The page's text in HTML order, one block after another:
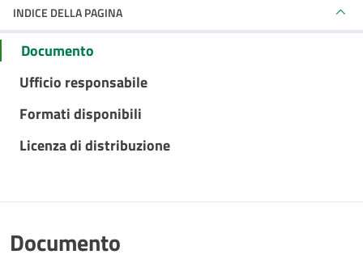
INDICE DELLA PAGINA
Documento
Ufficio responsabile
Formati disponibili
Licenza di distribuzione
Documento